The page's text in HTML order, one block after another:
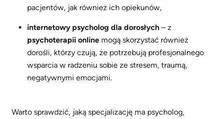
pacjentów, jak również ich opiekunów,
internetowy psycholog dla dorosłych – z
psychoterapii online mogą skorzystać również
dorośli, którzy czują, że potrzebują profesjonalnego
wsparcia w radzeniu sobie ze stresem, traumą,
negatywnymi emocjami.
Warto sprawdzić, jaką specjalizację ma psycholog,